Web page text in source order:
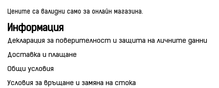
Цените са валидни само за онлайн магазина.
Информация
Декларация за поверителност и защита на личните данни
Доставка и плащане
Общи условия
Условия за връщане и замяна на стока